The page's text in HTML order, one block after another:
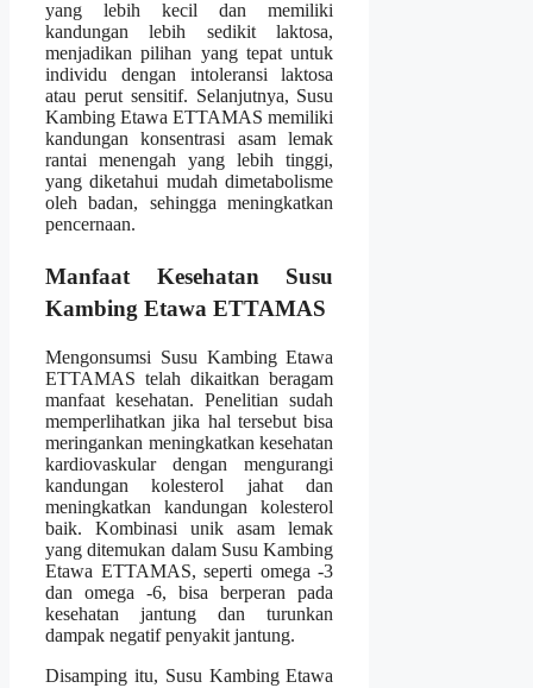
yang lebih kecil dan memiliki
kandungan lebih sedikit laktosa,
menjadikan pilihan yang tepat untuk
individu dengan intoleransi laktosa
atau perut sensitif. Selanjutnya, Susu
Kambing Etawa ETTAMAS memiliki
kandungan konsentrasi asam lemak
rantai menengah yang lebih tinggi,
yang diketahui mudah dimetabolisme
oleh badan, sehingga meningkatkan
pencernaan.
Manfaat Kesehatan Susu
Kambing Etawa ETTAMAS
Mengonsumsi Susu Kambing Etawa
ETTAMAS telah dikaitkan beragam
manfaat kesehatan. Penelitian sudah
memperlihatkan jika hal tersebut bisa
meringankan meningkatkan kesehatan
kardiovaskular dengan mengurangi
kandungan kolesterol jahat dan
meningkatkan kandungan kolesterol
baik. Kombinasi unik asam lemak
yang ditemukan dalam Susu Kambing
Etawa ETTAMAS, seperti omega -3
dan omega -6, bisa berperan pada
kesehatan jantung dan turunkan
dampak negatif penyakit jantung.
Disamping itu, Susu Kambing Etawa